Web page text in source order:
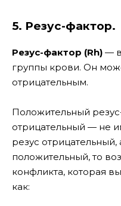
5. Резус-фактор.
Резус-фактор (Rh) —
группы крови. Он
отрицательным.
Положительный
отрицательный — не
резус
положительный, то
конфликта, которая
как: